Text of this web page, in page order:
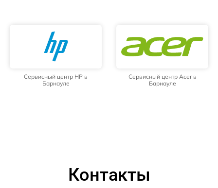
Сервисный центр HP в
Барнауле
Сервисный центр Acer в
Барнауле
Контакты